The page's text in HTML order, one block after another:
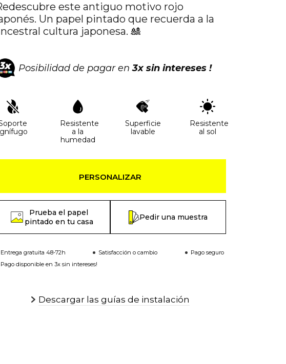
este antiguo motivo rojo
Un papel pintado que recuerda a la
cultura japonesa. 🎎
Posibilidad de pagar en3x sin intereses !
Resistente
a la
humedad
Superficie
lavable
Resistente
al sol
PERSONALIZAR
Prueba el papel
pintado en tu casa
Pedir una muestra
Entrega gratuita 48-72h Satisfacción o cambio
Pago seguro
Pago disponible en 3x sin intereses!
Descargar las guías de instalación